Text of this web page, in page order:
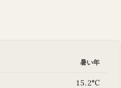
暑い年
15.2°C